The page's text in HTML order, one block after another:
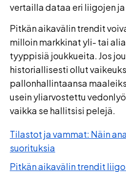
vertailla dataa eri liigojen
Pitkän aikavälin trendit
milloin markkinat yli- tai
tyyppisiä joukkueita. Jos
historiallisesti ollut
pallonhallintaansa
usein yliarvostettu
vaikka se hallitsisi pelejä.
Tilastot ja vammat: Näin
suorituksia
Pitkän aikavälin trendit